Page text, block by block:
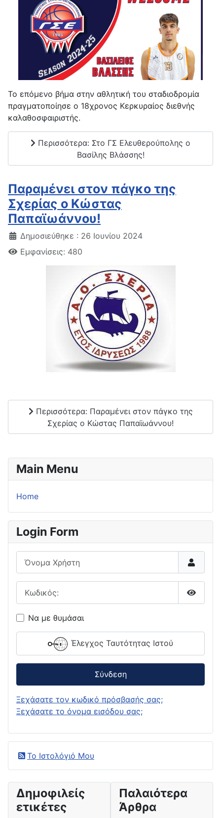
Το επόμενο βήμα στην αθλητική του σταδιοδρομία
πραγματοποίησε ο 18χρονος Κερκυραίος διεθνής
καλαθοσφαιριστής.
Περισσότερα: Στο ΓΣ Ελευθερούπολης ο
Βασίλης Βλάσσης!
Παραμένει στον πάγκο της
Σχερίας ο Κώστας
Παπαϊωάννου!
Δημοσιεύθηκε : 26 Ιουνίου 2024
Εμφανίσεις: 480
Περισσότερα: Παραμένει στον πάγκο της
Σχερίας ο Κώστας Παπαϊωάννου!
Main Menu
Home
Login Form
Όνομα Χρήστη
Να με θυμάσαι
Έλεγχος Ταυτότητας Ιστού
Σύνδεση
Ξεχάσατε τον κωδικό πρόσβασής σας;
Ξεχάσατε το όνομα εισόδου σας;
Το Ιστολόγιό Μου
Δημοφιλείς
ετικέτες
Παλαιότερα
Άρθρα